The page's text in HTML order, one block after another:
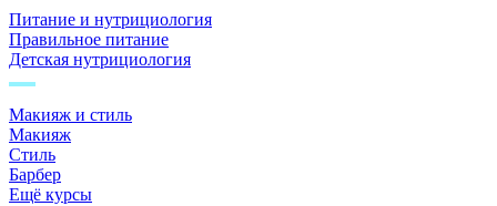
Питание и нутрициология
Правильное питание
Детская нутрициология
Макияж и стиль
Макияж
Стиль
Барбер
Ещё курсы